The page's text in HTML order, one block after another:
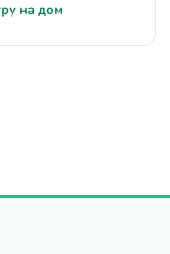
на дом